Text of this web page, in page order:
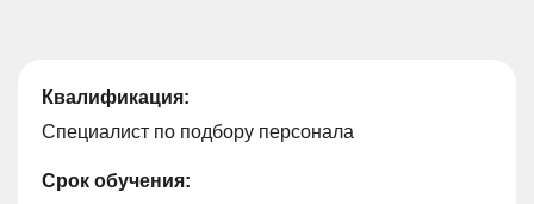
Квалификация:
Специалист по подбору персонала
Срок обучения: